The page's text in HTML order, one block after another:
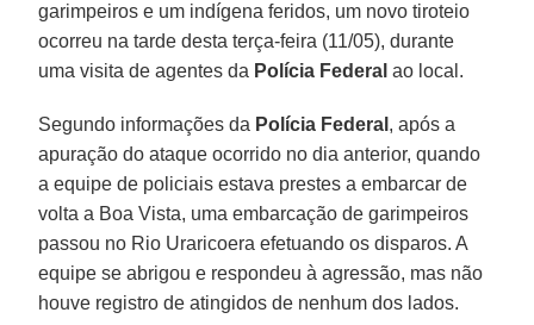
garimpeiros e um indígena feridos, um novo tiroteio
ocorreu na tarde desta terça-feira (11/05), durante
uma visita de agentes da Polícia Federal ao local.
Segundo informações da Polícia Federal , após a
apuração do ataque ocorrido no dia anterior, quando
a equipe de policiais estava prestes a embarcar de
volta a Boa Vista, uma embarcação de garimpeiros
passou no Rio Uraricoera efetuando os disparos. A
equipe se abrigou e respondeu à agressão, mas não
houve registro de atingidos de nenhum dos lados.